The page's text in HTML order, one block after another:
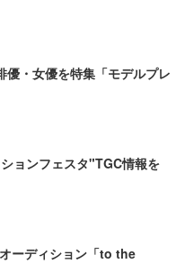
優・女優を特集「モデルプレ
ョンフェスタ"TGC情報を
ーディション「to the